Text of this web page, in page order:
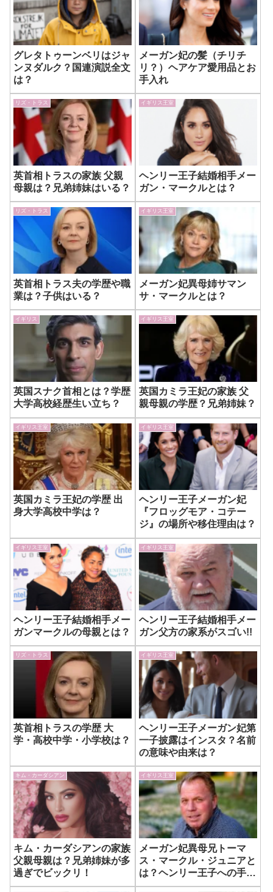
グレタトゥーンベリはジャ
ンヌダルク？国連演説全文
は？
メーガン妃の髪（チリチ
リ？）ヘアケア愛用品とお
手入れ
リズ・トラス
英首相トラスの家族 父親
母親は？兄弟姉妹はいる？
イギリス王室
ヘンリー王子結婚相手メー
ガン・マークルとは？
リズ・トラス
英首相トラス夫の学歴や職
業は？子供はいる？
イギリス王室
メーガン妃異母姉サマン
サ・マークルとは？
イギリス
英国スナク首相とは？学歴
大学高校経歴生い立ち？
イギリス王室
英国カミラ王妃の家族 父
親母親の学歴？兄弟姉妹？
イギリス王室
英国カミラ王妃の学歴 出
身大学高校中学は？
イギリス王室
ヘンリー王子メーガン妃
『フロッグモア・コテー
ジ』の場所や移住理由は？
イギリス王室
ヘンリー王子結婚相手メー
ガンマークルの母親とは？
イギリス王室
ヘンリー王子結婚相手メー
ガン父方の家系がスゴい!!
リズ・トラス
英首相トラスの学歴 大
学・高校中学・小学校は？
イギリス王室
ヘンリー王子メーガン妃第
一子披露はインスタ？名前
の意味や由来は？
キム・カーダシアン
キム・カーダシアンの家族
父親母親は？兄弟姉妹が多
過ぎでビックリ！
イギリス王室
メーガン妃異母兄トーマ
ス・マークル・ジュニアと
は？ヘンリー王子への手紙
とは？